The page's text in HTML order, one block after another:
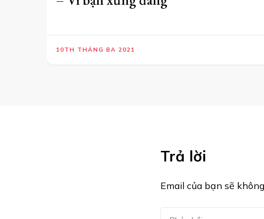
10TH THÁNG BA 2021
Trả lời
Email của bạn sẽ